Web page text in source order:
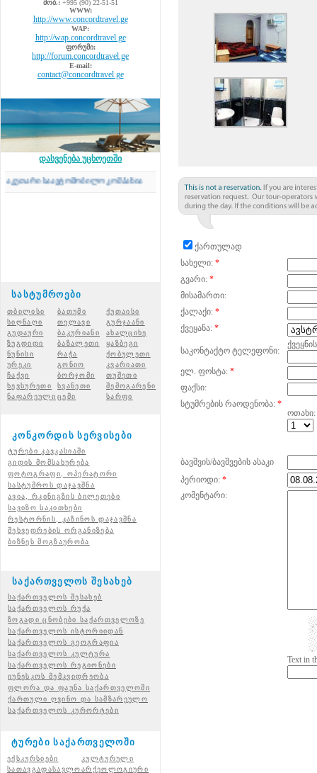
მობ.:+995 (90) 22-51-51
WWW:
http://www.concordtravel.ge
WAP:
http://wap.concordtravel.ge
ფორუმი:
http://forum.concordtravel.ge
E-mail:
contact@concordtravel.ge
დასვენება უცხოეთში
საავტომობილო კომპანია
სასტუმროები
თბილისი ბათუმი
ქუთაისი
სიღნაღი
თელავი
გურჯაანი
გუდაური
ბაკურიანი ახალციხე
ზუგდიდი
ბაზალეთი
ყაზბეგი
ნუნისი
რაჭა
ქობულეთი
ურეკი
გონიო
კვარიათი
ჩაქვი
ბორჯომი
თუშეთი
ხევსურეთი
სვანეთი
შემოგარენი
ნაფარეული ცემი სარფი
კონკორდის სერვისები
ტურები კავკასიაში
გიდის მომსახურება
ფოტოგრაფი, ოპერატორი
სასტუმროს დაჯავშნა
ავია, რკინიგზის ბილეთები
სავიზო საკითხები
რესტორნის, კაზინოს დაჯავშნა
შეხვედრების ორგანიზება
ბიზნეს მოგზაურობა
საქართველოს შესახებ
საქართველოს შესახებ
საქართველოს რუქა
ზოგადი ცნობები საქართველოზე
საქართველოს ისტორიიდან
საქართველოს გეოგრაფია
საქართველოს კულტურა
საქართველოს რეგიონები
იუნესკოს მემკვიდრეობა
ფლორა და ფაუნა საქართველოში
ქართული ღვინო და სამზარეულო
საქართველოს კურორტები
ტურები საქართველოში
ექსკურსიები
კულტურული
სათავგადასავლოარქეოლოგიური
ქართულად
სახელი: *
გვარი: *
მისამართი:
ქალაქი: *
ქვეყანა: *
საკონტაქტო ტელეფონი:
ელ. ფოსტა: *
ფაქსი:
სტუმრების რაოდენობა: *
ოთახი:
ბავშვის/ბავშვების ასაკი
პერიოდი: *
კომენტარი:
Text in